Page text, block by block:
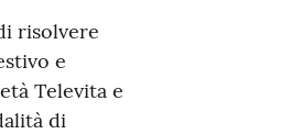
risolvere
e
Televita e
di